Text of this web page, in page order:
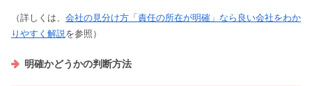
（詳しくは、 会社の見分け方「責任の所在が明確」なら良い会社をわか
りやすく解説を参照）
明確かどうかの判断方法